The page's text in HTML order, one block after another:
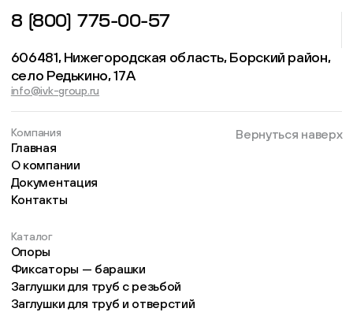
8 (800) 775-00-57
606481, Нижегородская область, Борский район,
село Редькино, 17А
info@ivk-group.ru
Компания
Главная
О компании
Документация
Контакты
Каталог
Опоры
Фиксаторы — барашки
Заглушки для труб с резьбой
Заглушки для труб и отверстий
Вернуться наверх